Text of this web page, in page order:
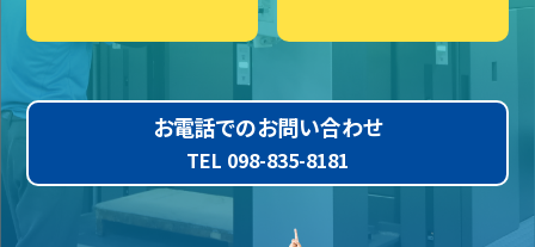
お電話でのお問い合わせ
TEL 098-835-8181